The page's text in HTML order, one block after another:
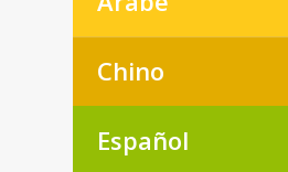
Chino
Español